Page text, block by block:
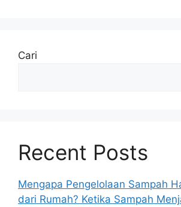
Cari
Recent Posts
Mengapa Pengelolaan Sampah
dari Rumah? Ketika Sampah